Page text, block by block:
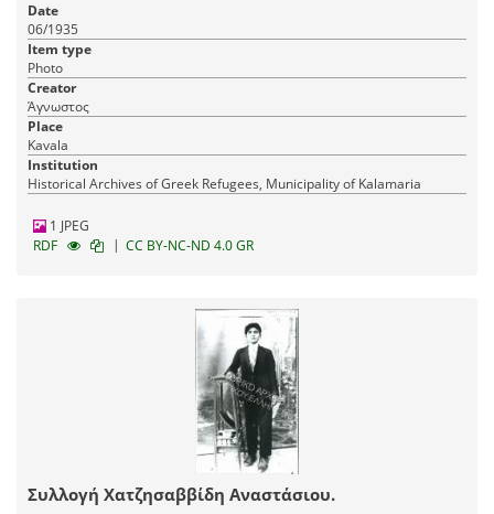
Date
06/1935
Item type
Photo
Creator
Άγνωστος
Place
Kavala
Institution
Historical Archives of Greek Refugees, Municipality of Kalamaria
1 JPEG
RDF
| CC BY-NC-ND 4.0 GR
Συλλογή Χατζησαββίδη Αναστάσιου.